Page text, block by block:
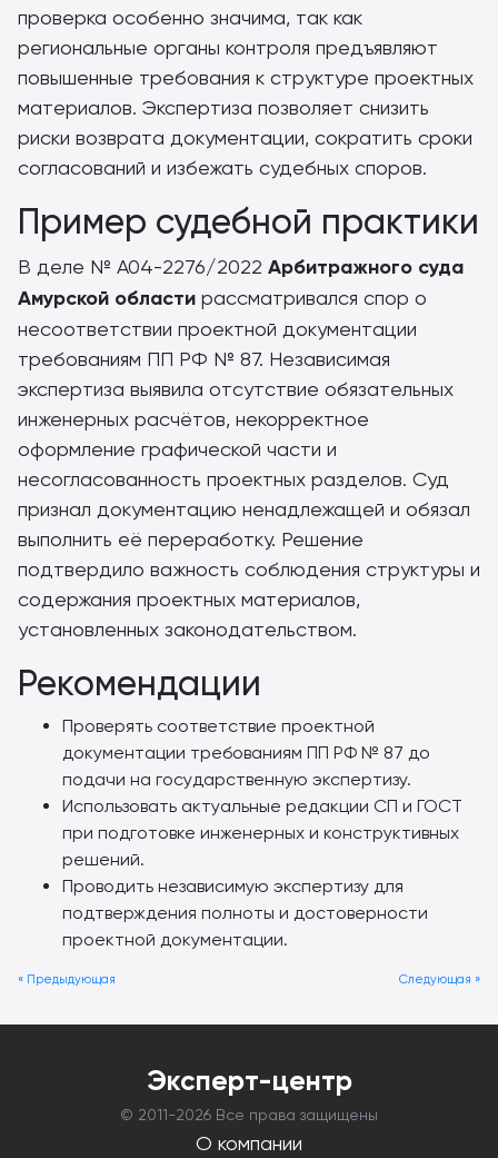
проверка особенно значима, так как
региональные органы контроля предъявляют
повышенные требования к структуре проектных
материалов. Экспертиза позволяет снизить
риски возврата документации, сократить сроки
согласований и избежать судебных споров.
Пример судебной практики
В деле № А04-2276/2022 Арбитражного суда
Амурской области рассматривался спор о
несоответствии проектной документации
требованиям ПП РФ № 87. Независимая
экспертиза выявила отсутствие обязательных
инженерных расчётов, некорректное
оформление графической части и
несогласованность проектных разделов. Суд
признал документацию ненадлежащей и обязал
выполнить её переработку. Решение
подтвердило важность соблюдения структуры и
содержания проектных материалов,
установленных законодательством.
Рекомендации
Проверять соответствие проектной
документации требованиям ПП РФ № 87 до
подачи на государственную экспертизу.
Использовать актуальные редакции СП и ГОСТ
при подготовке инженерных и конструктивных
решений.
Проводить независимую экспертизу для
подтверждения полноты и достоверности
проектной документации.
Следующая »
« Предыдующая
Эксперт-центр
© 2011-2026 Все права защищены
О компании